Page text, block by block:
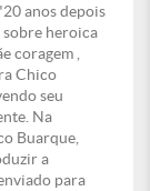
anos depois
sobre heroica
coragem ,
Chico
seu
Na
Buarque,
a
para